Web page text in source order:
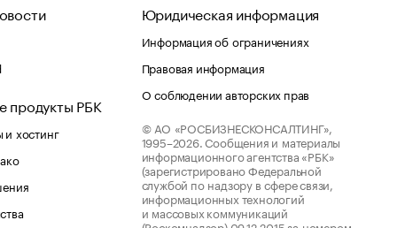
продукты РБК
хостинг
Юридическая информация
Информация об ограничениях
Правовая информация
О соблюдении авторских прав
© АО «РОСБИЗНЕСКОНСАЛТИНГ»,
1995–2026. Сообщения и материалы
информационного агентства «РБК»
(зарегистрировано Федеральной
службой по надзору в сфере связи,
информационных технологий
и массовых коммуникаций